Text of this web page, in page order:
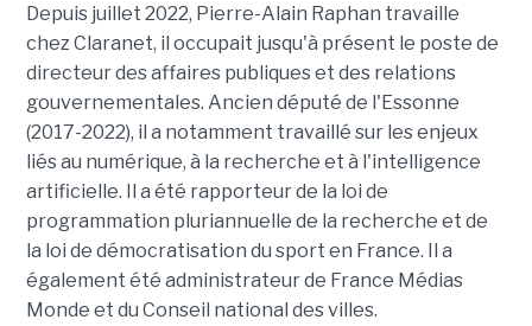
Depuis juillet 2022, Pierre-Alain Raphan travaille
chez Claranet, il occupait jusqu'à présent le poste de
directeur des affaires publiques et des relations
gouvernementales. Ancien député de l'Essonne
(2017-2022), il a notamment travaillé sur les enjeux
liés au numérique, à la recherche et à l'intelligence
artificielle. Il a été rapporteur de la loi de
programmation pluriannuelle de la recherche et de
la loi de démocratisation du sport en France. Il a
également été administrateur de France Médias
Monde et du Conseil national des villes.